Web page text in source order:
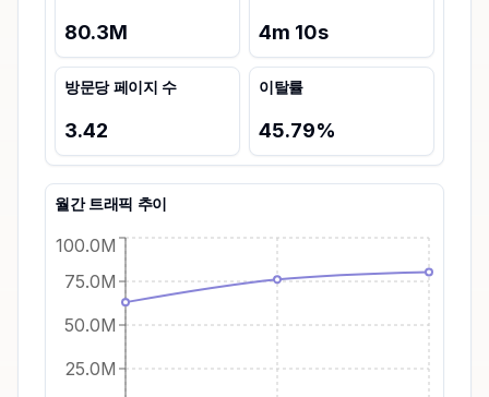
80.3M 4m 10s
방문당 페이지 수
3.42
이탈률
45.79%
월간 트래픽 추이
25.0M
50.0M
75.0M
100.0M